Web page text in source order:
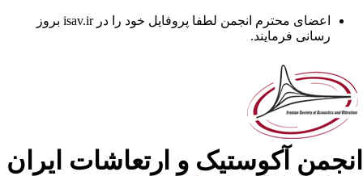
اعضای محترم انجمن لطفا پروفایل خود را در isav.ir بروز
رسانی فرمایند.
آکوستیک و ارتعاشات ایران